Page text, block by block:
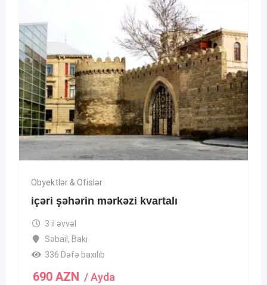
Obyektlər & Ofislər
içəri şəhərin mərkəzi kvartalı
3 il əvvəl
Səbail , Bakı
336 Dəfə baxılıb
690 AZN / Ayda